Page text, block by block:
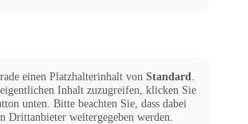
einen Platzhalterinhalt von Standard
Inhalt zuzugreifen, klicken Sie
unten. Bitte beachten Sie, dass dabei
Drittanbieter weitergegeben werden.